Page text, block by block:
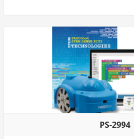
PS-2994